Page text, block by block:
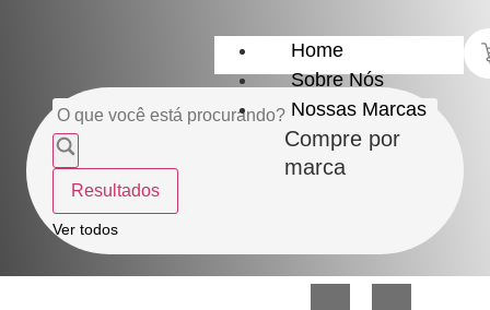
Home
Sobre Nós
Nossas Marcas
Compre por
marca
Lar
Organização
Resultados
Ver todos